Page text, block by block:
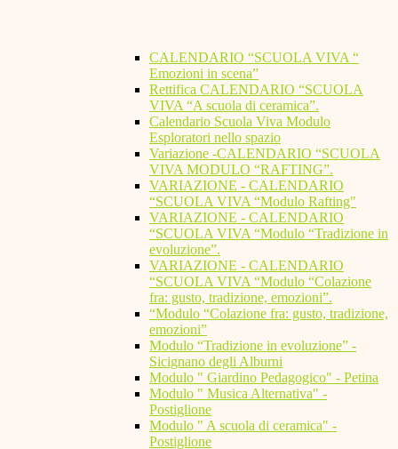
CALENDARIO “SCUOLA VIVA “
Emozioni in scena”
Rettifica CALENDARIO “SCUOLA
VIVA “A scuola di ceramica”.
Calendario Scuola Viva Modulo
Esploratori nello spazio
Variazione -CALENDARIO “SCUOLA
VIVA MODULO “RAFTING”.
VARIAZIONE - CALENDARIO
“SCUOLA VIVA “Modulo Rafting"
VARIAZIONE - CALENDARIO
“SCUOLA VIVA “Modulo “Tradizione in
evoluzione”.
VARIAZIONE - CALENDARIO
“SCUOLA VIVA “Modulo “Colazione
fra: gusto, tradizione, emozioni”.
“Modulo “Colazione fra: gusto, tradizione,
emozioni”
Modulo “Tradizione in evoluzione” -
Sicignano degli Alburni
Modulo " Giardino Pedagogico" - Petina
Modulo " Musica Alternativa" -
Postiglione
Modulo " A scuola di ceramica" -
Postiglione